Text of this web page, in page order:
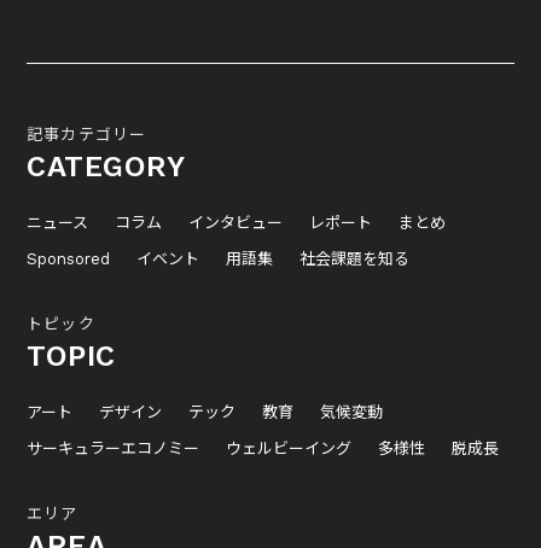
記事カテゴリー
CATEGORY
ニュース コラム インタビュー レポート
まとめ
Sponsored
イベント 用語集 社会課題を知る
トピック
TOPIC
アート デザイン テック 教育
気候変動
サーキュラーエコノミー
ウェルビーイング 多様性 脱成長
エリア